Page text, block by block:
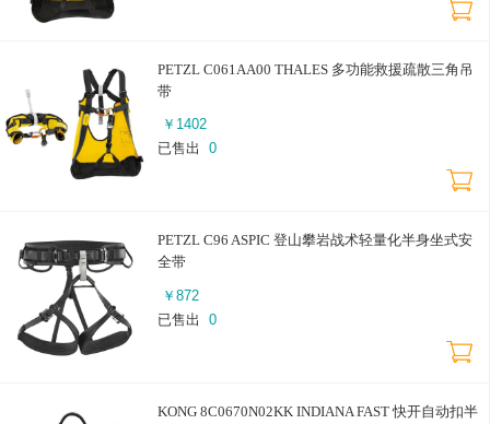
PETZL C061AA00 THALES 多功能救援疏散三角吊
带
￥ 1402
已售出
0
PETZL C96 ASPIC 登山攀岩战术轻量化半身坐式安
全带
￥ 872
已售出
0
KONG 8C0670N02KK INDIANA FAST 快开自动扣半